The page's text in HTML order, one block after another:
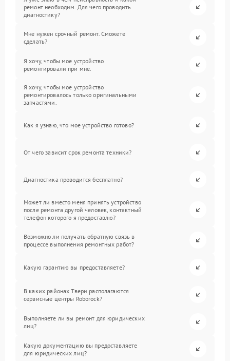
ремонт необходим. Для чего проводить
диагностику?
Мне нужен срочный ремонт. Сможете
сделать?
Я хочу, чтобы мое устройство
ремонтировали при мне.
Я хочу, чтобы мое устройство
ремонтировалось только оригинальными
запчастями.
Как я узнаю, что мое устройство готово?
От чего зависит срок ремонта техники?
Диагностика проводится бесплатно?
Может ли вместо меня принять устройство
после ремонта другой человек, контактный
телефон которого я предоставлю?
Возможно ли получать обратную связь в
процессе выполнения ремонтных работ?
Какую гарантию вы предоставляете?
В каких районах Твери располагаются
сервисные центры Roborock?
Выполняете ли вы ремонт для юридических
лиц?
Какую документацию вы предоставляете
для юридических лиц?